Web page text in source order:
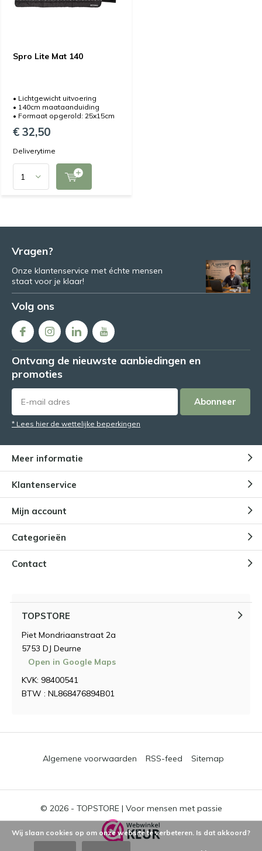
Spro Lite Mat 140
• Lichtgewicht uitvoering
• 140cm maataanduiding
• Formaat opgerold: 25x15cm
€ 32,50
Deliverytime
Vragen?
Onze klantenservice met échte mensen
staat voor je klaar!
Volg ons
Ontvang de nieuwste aanbiedingen en
promoties
Abonneer
* Lees hier de wettelijke beperkingen
Meer informatie
Klantenservice
Mijn account
Categorieën
Contact
TOPSTORE
Piet Mondriaanstraat 2a
5753 DJ Deurne
Open in Google Maps
KVK: 98400541
BTW : NL868476894B01
© 2026 - TOPSTORE | Voor mensen met passie
Algemene voorwaarden RSS-feed Sitemap
Wij slaan cookies op om onze website te verbeteren. Is dat akkoord?